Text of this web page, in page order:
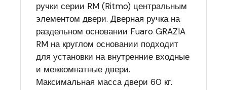
ручки серии RM (Ritmo) центральным
элементом двери. Дверная ручка на
раздельном основании Fuaro GRAZIA
RM на круглом основании подходит
для установки на внутренние входные
и межкомнатные двери.
Максимальная масса двери 60 кг.